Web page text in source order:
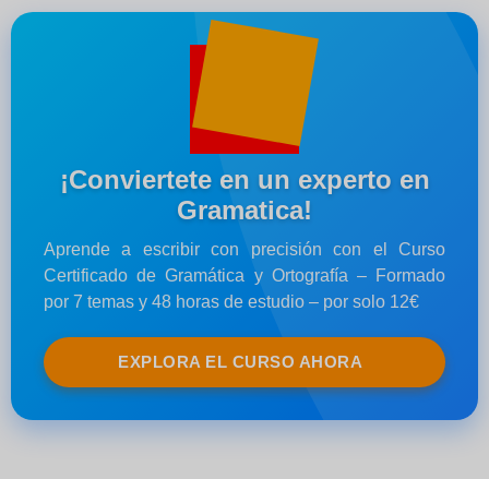
¡Conviertete en un experto en
Gramatica!
Aprende a escribir con precisión con el Curso
Certificado de Gramática y Ortografía – Formado
por 7 temas y 48 horas de estudio – por solo 12€
EXPLORA EL CURSO AHORA